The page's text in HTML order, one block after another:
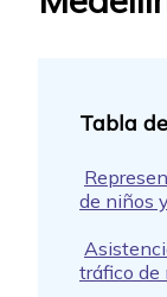
de niños
tráfico de